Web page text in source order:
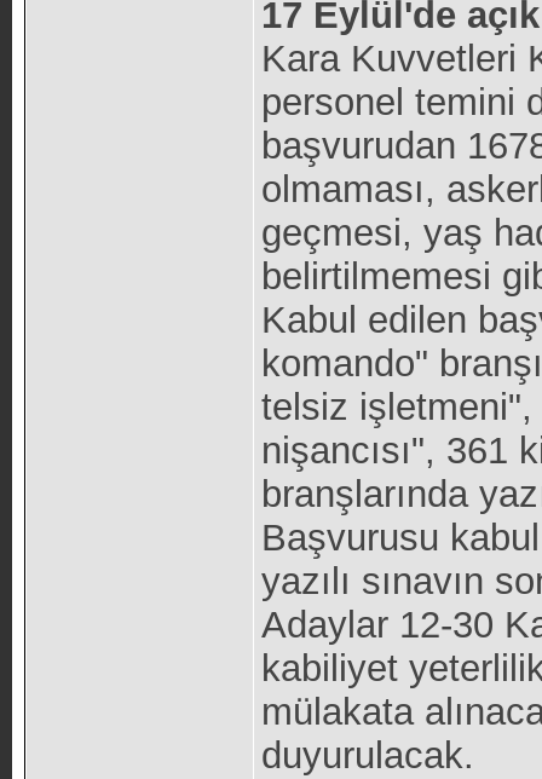
17 Eylül'de
Kara Kuvvetleri
personel temini
başvurudan
olmaması,
geçmesi, yaş
belirtilmemesi
Kabul edilen
komando"
telsiz
nişancısı", 361
branşlarında
Başvurusu
yazılı sınavın
Adaylar 12-30
kabiliyet
mülakata
duyurulacak.